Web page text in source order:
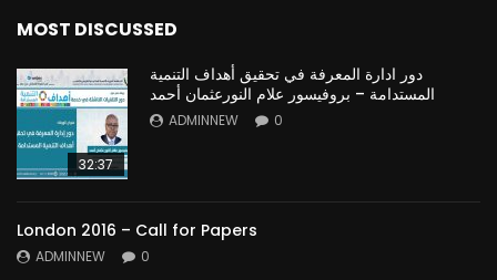
MOST DISCUSSED
32:37
دور ادارة المعرفة في تحقيق أهداف التنمية
المستدامة – بروفيسور علام النورعثمان أحمد
ADMINNEW 0
London 2016 – Call for Papers
ADMINNEW 0